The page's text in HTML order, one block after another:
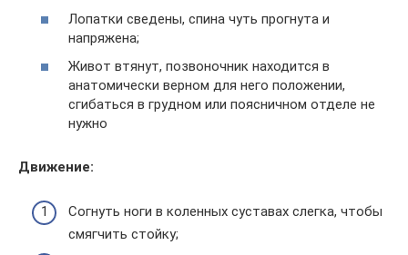
Лопатки сведены, спина чуть прогнута и
напряжена;
Живот втянут, позвоночник находится в
анатомически верном для него положении,
сгибаться в грудном или поясничном отделе не
нужно
Движение:
Согнуть ноги в коленных суставах слегка, чтобы
смягчить стойку;